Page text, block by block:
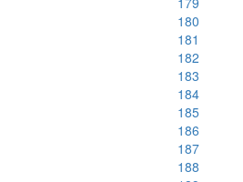
180
181
182
183
184
185
186
187
188